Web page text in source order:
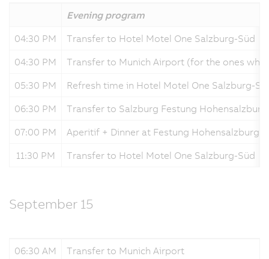
Evening program
04:30 PM
Transfer to Hotel Motel One Salzburg-Süd
04:30 PM
Transfer to Munich Airport (for the ones
05:30 PM
Refresh time in Hotel Motel One Salzburg-
06:30 PM
Transfer to Salzburg Festung Hohensalzburg
07:00 PM
Aperitif + Dinner at Festung Hohensalzburg
11:30 PM
Transfer to Hotel Motel One Salzburg-Süd
September 15
06:30 AM
Transfer to Munich Airport